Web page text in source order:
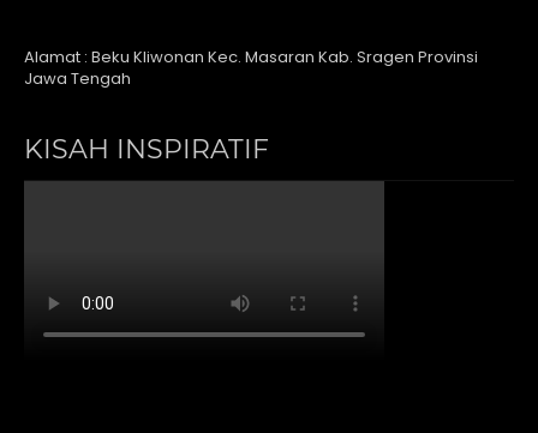
Alamat : Beku Kliwonan Kec. Masaran Kab. Sragen Provinsi
Jawa Tengah
KISAH INSPIRATIF